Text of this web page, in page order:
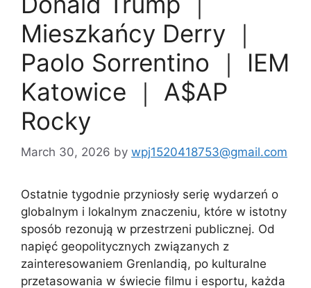
Mieszkańcy Derry ｜
Paolo Sorrentino ｜ IEM
Katowice ｜ A$AP
Rocky
March 30, 2026 by wpj1520418753@gmail.com
Ostatnie tygodnie przyniosły serię wydarzeń o
globalnym i lokalnym znaczeniu, które w istotny
sposób rezonują w przestrzeni publicznej. Od
napięć geopolitycznych związanych z
zainteresowaniem Grenlandią, po kulturalne
przetasowania w świecie filmu i esportu, każda